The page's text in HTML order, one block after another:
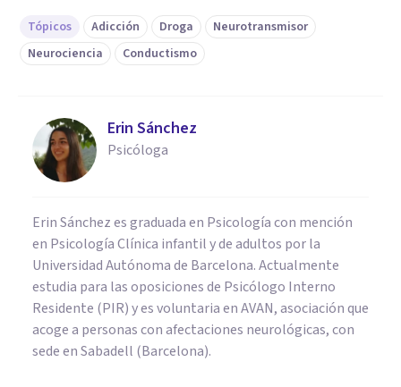
Tópicos Adicción Droga
Neurotransmisor
Neurociencia
Conductismo
Erin Sánchez
Psicóloga
Erin Sánchez es graduada en Psicología con mención
en Psicología Clínica infantil y de adultos por la
Universidad Autónoma de Barcelona. Actualmente
estudia para las oposiciones de Psicólogo Interno
Residente (PIR) y es voluntaria en AVAN, asociación que
acoge a personas con afectaciones neurológicas, con
sede en Sabadell (Barcelona).